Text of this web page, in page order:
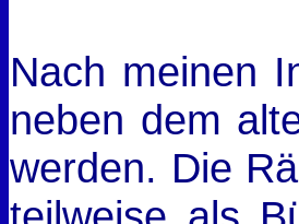
Nach meinen
neben dem
werden. Die